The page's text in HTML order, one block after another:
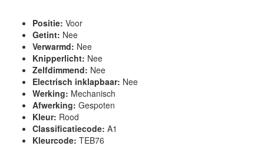
Positie: Voor
Getint: Nee
Verwarmd: Nee
Knipperlicht: Nee
Zelfdimmend: Nee
Electrisch inklapbaar: Nee
Werking: Mechanisch
Afwerking: Gespoten
Kleur: Rood
Classificatiecode: A1
Kleurcode: TEB76